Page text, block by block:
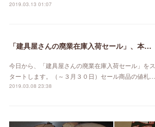
2019.03.13 01:07
「建具屋さんの廃業在庫入荷セール」、本日スタート！
今日から、「建具屋さんの廃業在庫入荷セール」をス
タートします。（～３月３０日）セール商品の値札…
2019.03.08 23:38